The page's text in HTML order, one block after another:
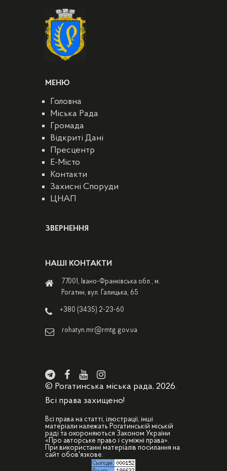
МЕНЮ
Головна
Міська Рада
Громада
Відкриті Дані
Пресцентр
E-Місто
Контакти
Захисні Споруди
ЦНАП
ЗВЕРНЕННЯ
НАШІ КОНТАКТИ
77001, Івано-Франківська обл., м.
Рогатин, вул. Галицька, 65
+380 (3435) 2-23-60
rohatyn.mr@rmtg.gov.ua
© Рогатинська міська рада, 2026.
Всі права захищено!
Всі права на статті, ілюстрації, інші
матеріали належать Рогатинській міській
раді та охороняються Законом України
«Про авторське право і суміжні права».
При використанні матеріалів посилання на
сайт обов'язкове.